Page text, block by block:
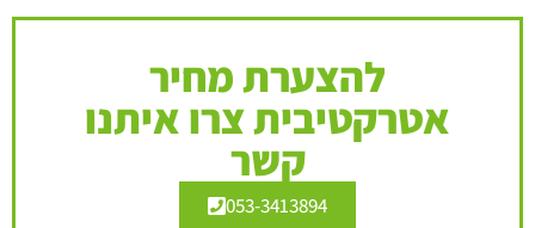
להצערת מחיר
אטרקטיבית צרו איתנו
קשר
053-3413894